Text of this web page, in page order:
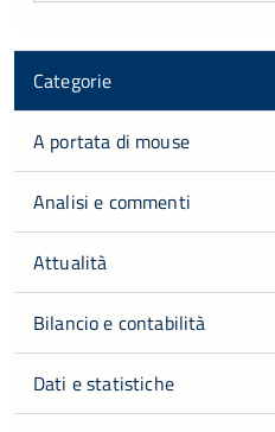
Categorie
A portata di mouse
Analisi e commenti
Attualità
Bilancio e contabilità
Dati e statistiche